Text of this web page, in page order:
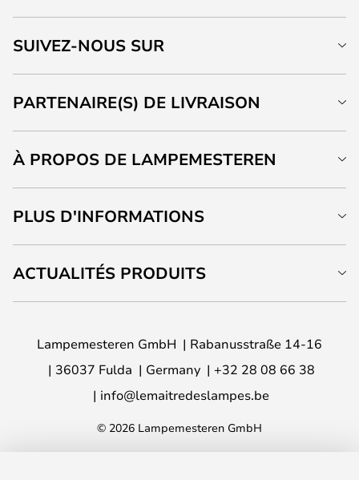
SUIVEZ-NOUS SUR
PARTENAIRE(S) DE LIVRAISON
À PROPOS DE LAMPEMESTEREN
PLUS D'INFORMATIONS
ACTUALITÉS PRODUITS
Lampemesteren GmbH
Rabanusstraße 14-16
36037 Fulda
Germany
+32 28 08 66 38
info@lemaitredeslampes.be
© 2026 Lampemesteren GmbH